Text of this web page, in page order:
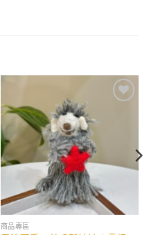
商品專區